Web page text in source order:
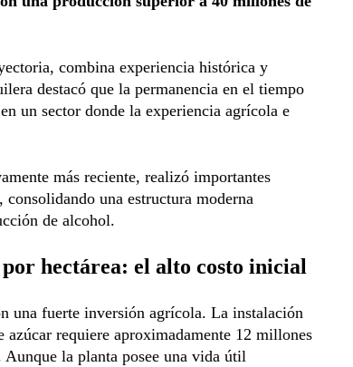
combina experiencia histórica y
destacó que la permanencia en el tiempo
un sector donde la experiencia agrícola e
más reciente, realizó importantes
una estructura moderna
de alcohol.
hectárea: el alto costo inicial
una fuerte inversión agrícola. La instalación
requiere aproximadamente 12 millones
la planta posee una vida útil